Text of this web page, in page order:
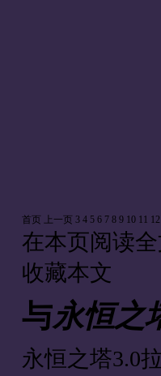
首页 上一页 3 4 5 6 7 8 9 10 11 12
在本页阅读
收藏本文
与永恒之
永恒之塔3.0